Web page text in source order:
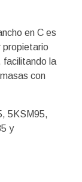
en C es
propietario
facilitando la
con
5KSM95,
y